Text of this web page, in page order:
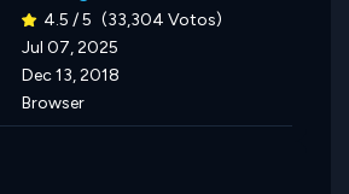
4.5 / 5 (33,304 Votos)
Jul 07, 2025
Dec 13, 2018
Browser